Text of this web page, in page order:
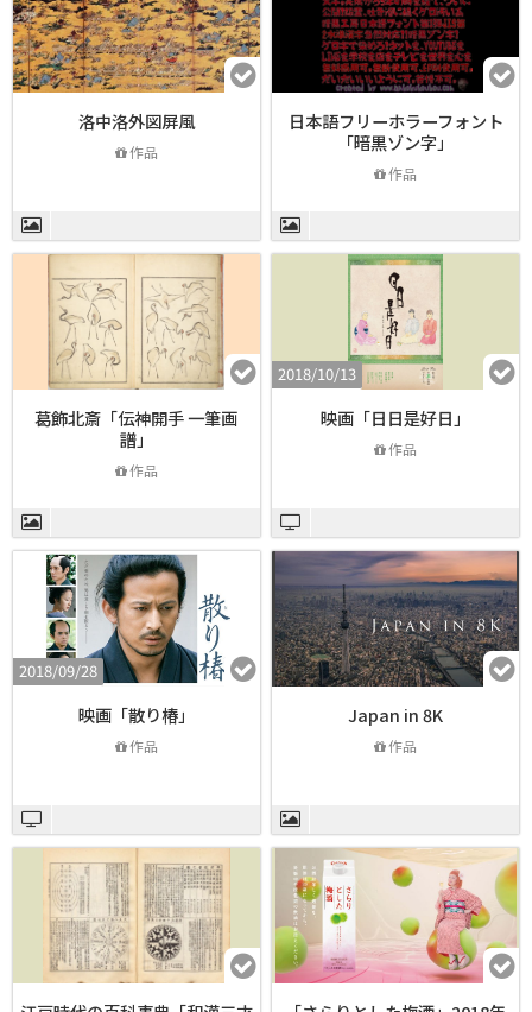
洛中洛外図屏風
作品
日本語フリーホラーフォント
「暗黒ゾン字」
作品
葛飾北斎「伝神開手 一筆画
譜」
作品
2018/10/13
映画「日日是好日」
作品
2018/09/28
映画「散り椿」
作品
Japan in 8K
作品